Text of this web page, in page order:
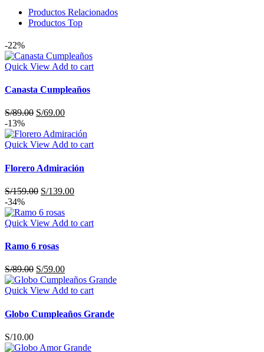
Productos Relacionados
Productos Top
-22%
Quick View Add to cart
Canasta Cumpleaños
S/89.00 S/69.00
-13%
Quick View Add to cart
Florero Admiración
S/159.00 S/139.00
-34%
Quick View Add to cart
Ramo 6 rosas
S/89.00 S/59.00
Quick View Add to cart
Globo Cumpleaños Grande
S/10.00